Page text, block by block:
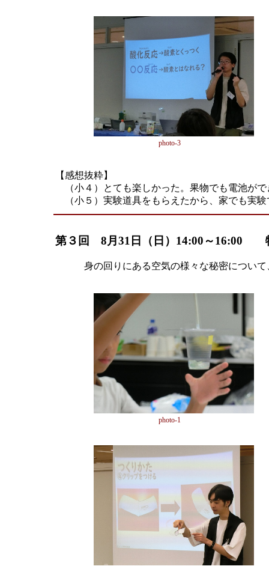
photo-3
【感想抜粋】
（小４）とても楽しかった。果物でも電池が
（小５）実験道具をもらえたから、家でも実
第３回 8月31日（日）14:00～16:00
身の回りにある空気の様々な秘密につい
photo-1